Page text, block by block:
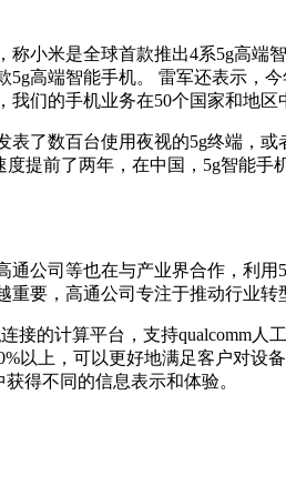
小米是全球首款推出4系5g高端
高端智能手机。 雷军还表示，
们的手机业务在50个国家和地区
了数百台使用夜视的5g终端，
提前了两年，在中国，5g智能手
公司等也在与产业界合作，利
要，高通公司专注于推动行业转
的计算平台，支持qualcomm人
上，可以更好地满足客户对设
得不同的信息表示和体验。